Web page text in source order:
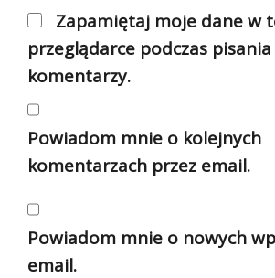
Zapamiętaj moje dane w
przeglądarce podczas
komentarzy.
Powiadom mnie o kolejnych
komentarzach przez email.
Powiadom mnie o nowych
email.